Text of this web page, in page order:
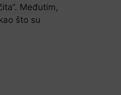
Međutim,
što su